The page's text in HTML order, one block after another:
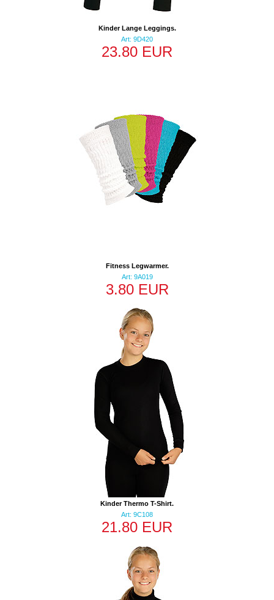
Kinder Lange Leggings.
Art: 9D420
23.80 EUR
Fitness Legwarmer.
Art: 9A019
3.80 EUR
Kinder Thermo T-Shirt.
Art: 9C108
21.80 EUR